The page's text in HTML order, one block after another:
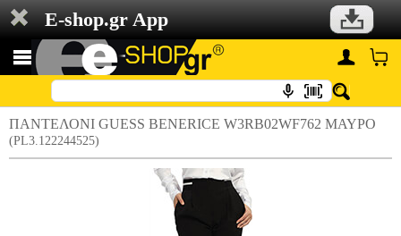
E-shop.gr App
ΠΑΝΤΕΛΟΝΙ GUESS BENERICE W3RB02WF762 ΜΑΥΡΟ
(PL3.122244525)